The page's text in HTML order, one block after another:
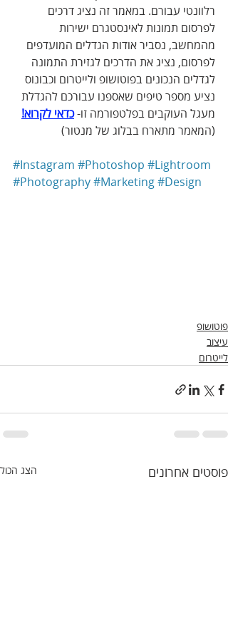
רלוונטי עבורם. במאמר זה נציג דרכים
לפרסום תמונות לאינסטגרם ישירות
מהמחשב, נסביר אודות הגדלים המועדפים
לפרסום, נציג את הדרכים לגזירת התמונה
לגדלים הנכונים בפוטושופ ולייטרום וכבונוס
נציע מספר טיפים שאספנו עבורכם להגדלת
מעגל העוקבים בפלטפורמה זו- כדאי לקרוא!
(המאמר מתארח בבלוג של מנטור)
#Instagram #Photoshop #Lightroom
#Photography#Marketing#Design
פוטושופ
עיצוב
לייטרום
פוסטים אחרונים הצג הכול